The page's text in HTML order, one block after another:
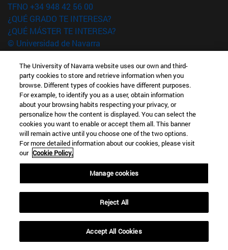
TFNO +34 948 42 56 00
¿QUÉ GRADO TE INTERESA?
¿QUÉ MÁSTER TE INTERESA?
© Universidad de Navarra
Información legal
Accesibilidad
Configuración de cookies
Localizador de campus
The University of Navarra website uses our own and third-
party cookies to store and retrieve information when you
browse. Different types of cookies have different purposes.
For example, to identify you as a user, obtain information
about your browsing habits respecting your privacy, or
personalize how the content is displayed. You can select the
cookies you want to enable or accept them all. This banner
will remain active until you choose one of the two options.
For more detailed information about our cookies, please visit
our Cookie Policy.
Manage cookies
Reject All
Accept All Cookies